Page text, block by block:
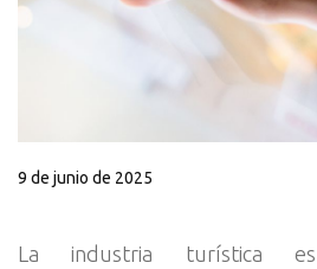
9 de junio de 2025
La industria turística